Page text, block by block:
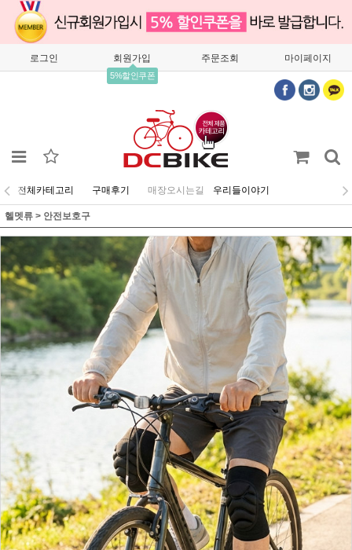
로그인 회원가입
5%할인쿠폰
주문조회 마이페이지
전체카테고리 구매후기 매장오시는길 우리들이야기
헬멧류 > 안전보호구